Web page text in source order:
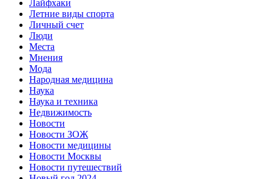
Лайфхаки
Летние виды спорта
Личный счет
Люди
Места
Мнения
Мода
Народная медицина
Наука
Наука и техника
Недвижимость
Новости
Новости ЗОЖ
Новости медицины
Новости Москвы
Новости путешествий